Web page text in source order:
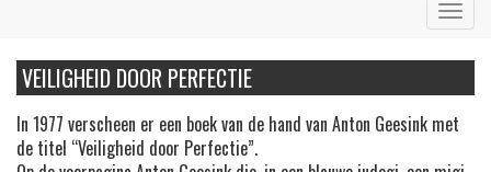
VEILIGHEID DOOR PERFECTIE
In 1977 verscheen er een boek van de hand van Anton Geesink met
de titel “Veiligheid door Perfectie”.